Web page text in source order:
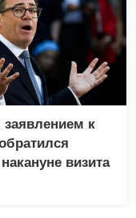
к
визита